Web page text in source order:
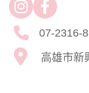
07-2316-
高雄市新